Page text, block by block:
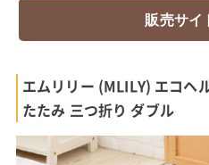
販売サイ
エムリリー (MLILY) エコヘ
たたみ 三つ折り ダブル